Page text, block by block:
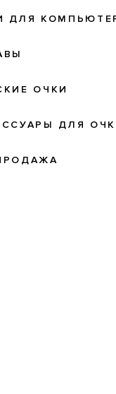
ДЛЯ
ОЧКИ
ДЛЯ